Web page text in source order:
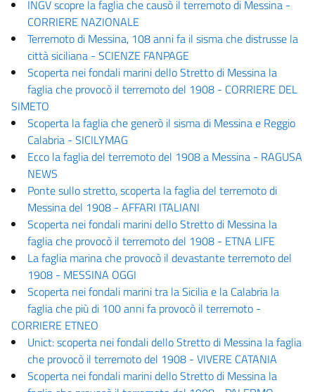
INGV scopre la faglia che causò il terremoto di Messina -
CORRIERE NAZIONALE
Terremoto di Messina, 108 anni fa il sisma che distrusse la
città siciliana - SCIENZE FANPAGE
Scoperta nei fondali marini dello Stretto di Messina la
faglia che provocò il terremoto del 1908 - CORRIERE DEL
SIMETO
Scoperta la faglia che generò il sisma di Messina e Reggio
Calabria - SICILYMAG
Ecco la faglia del terremoto del 1908 a Messina - RAGUSA
NEWS
Ponte sullo stretto, scoperta la faglia del terremoto di
Messina del 1908 - AFFARI ITALIANI
Scoperta nei fondali marini dello Stretto di Messina la
faglia che provocò il terremoto del 1908 - ETNA LIFE
La faglia marina che provocò il devastante terremoto del
1908 - MESSINA OGGI
Scoperta nei fondali marini tra la Sicilia e la Calabria la
faglia che più di 100 anni fa provocò il terremoto -
CORRIERE ETNEO
Unict: scoperta nei fondali dello Stretto di Messina la faglia
che provocò il terremoto del 1908 - VIVERE CATANIA
Scoperta nei fondali marini dello Stretto di Messina la